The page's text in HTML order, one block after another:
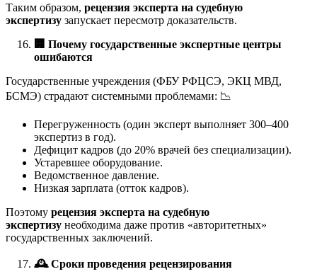
Таким образом, рецензия эксперта на судебную
экспертизу запускает пересмотр доказательств.
🏢 Почему государственные экспертные центры
ошибаются
Государственные учреждения (ФБУ РФЦСЭ, ЭКЦ МВД,
БСМЭ) страдают системными проблемами: 📉
Перегруженность (один эксперт выполняет 300–400
экспертиз в год).
Дефицит кадров (до 20% врачей без специализации).
Устаревшее оборудование.
Ведомственное давление.
Низкая зарплата (отток кадров).
Поэтому рецензия эксперта на судебную
экспертизу необходима даже против «авторитетных»
государственных заключений.
🕰️ Сроки проведения рецензирования